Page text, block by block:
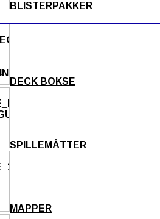
BLISTERPAKKER
DECK BOKSE
SPILLEMÅTTER
MAPPER